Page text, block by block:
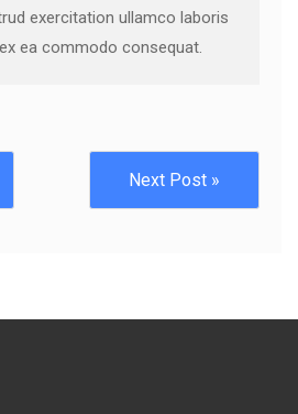
exercitation ullamco laboris
ea commodo consequat.
Next Post »